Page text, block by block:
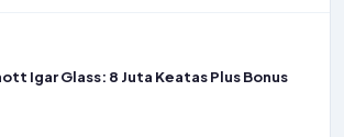
Igar Glass: 8 Juta Keatas Plus Bonus